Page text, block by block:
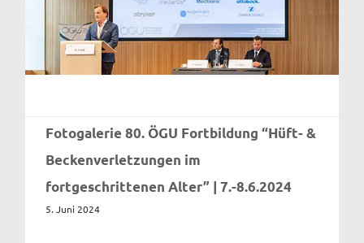
Fotogalerie 80. ÖGU Fortbildung “Hüft- &
Beckenverletzungen im
fortgeschrittenen Alter” | 7.-8.6.2024
5. Juni 2024